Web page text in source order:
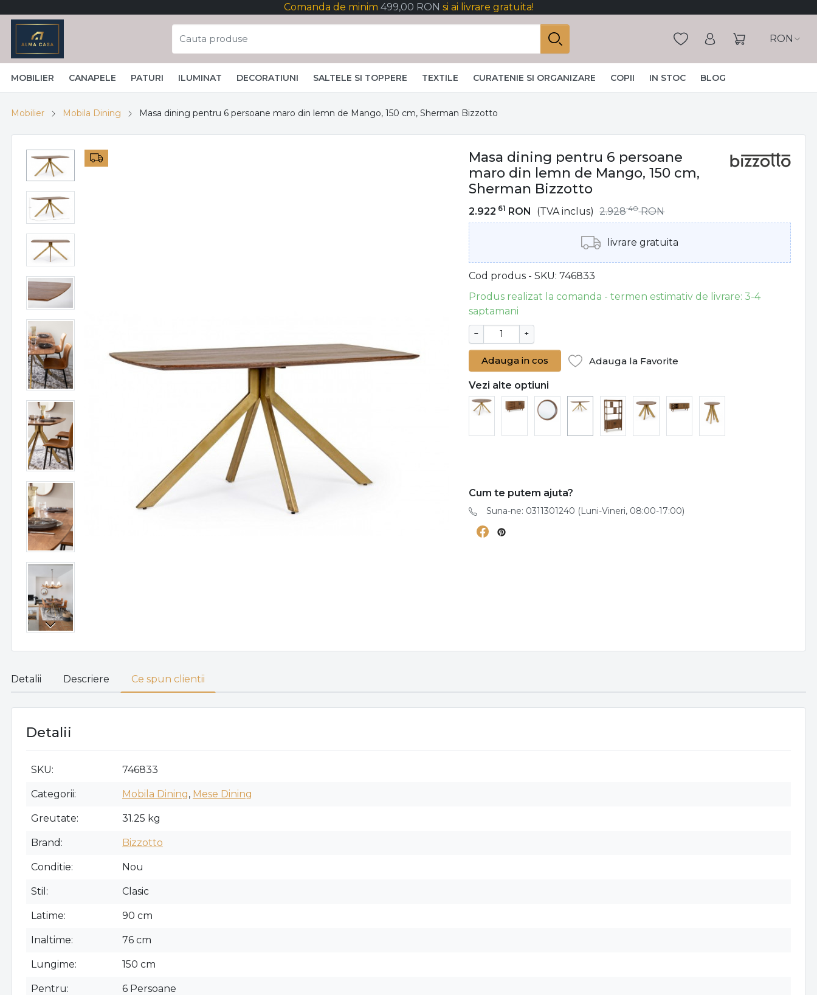
Comanda de minim 499,00 RON si ai livrare gratuita!
RON
MOBILIER CANAPELE PATURI ILUMINAT DECORATIUNI SALTELE SI TOPPERE TEXTILE CURATENIE SI ORGANIZARE COPII IN STOC BLOG
Mobilier Mobila Dining Masa dining pentru 6 persoane maro din lemn de Mango, 150 cm, Sherman Bizzotto
Masa dining pentru 6 persoane
maro din lemn de Mango, 150 cm,
Sherman Bizzotto
2.922 61 RON (TVA inclus) 2.92840 RON
livrare gratuita
Cod produs - SKU 746833
Produs realizat la comanda - termen estimativ de livrare: 3-4
saptamani
− +
Adauga in cos Adauga la Favorite
Vezi alte optiuni
Cum te putem ajuta?
Suna-ne: 0311301240 (Luni-Vineri, 08:00-17:00)
Detalii Descriere Ce spun clientii
Detalii
SKU 746833
Categorii Mobila Dining, Mese Dining
Greutate 31.25 kg
Brand Bizzotto
Conditie Nou
Stil Clasic
Latime 90 cm
Inaltime 76 cm
Lungime 150 cm
Pentru 6 Persoane